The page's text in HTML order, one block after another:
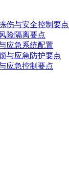
伤与安全控制要点
险隔离要点
应急系统配置
与应急防护要点
应急控制要点